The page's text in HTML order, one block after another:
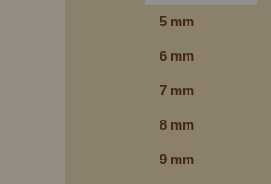
5 mm
6 mm
7 mm
8 mm
9 mm